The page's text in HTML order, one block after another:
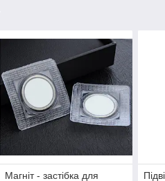
Магніт - застібка для